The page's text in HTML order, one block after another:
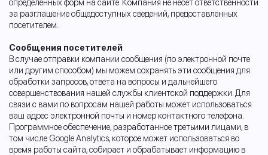
определенных форм на сайте. Компания не несет ответственности
за разглашение общедоступных сведений, предоставленных
посетителем.
Сообщения посетителей
В случае отправки компании сообщения (по электронной почте
или другим способом) мы можем сохранять эти сообщения для
обработки запросов, ответа на вопросы и дальнейшего
совершенствования нашей службы клиентской поддержки. Для
связи с вами по вопросам нашей работы может использоваться
ваш адрес электронной почты и номер контактного телефона.
Программное обеспечение, разработанное третьими лицами, в
том числе Google Analytics, которое может использоваться во
время работы сайта, собирает и обрабатывает информацию в